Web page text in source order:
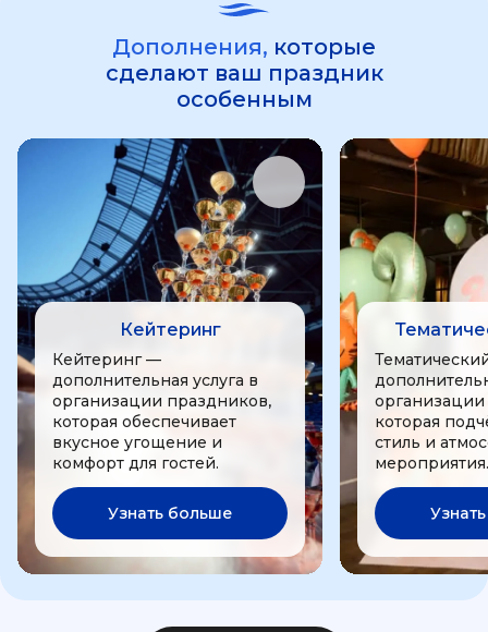
Дополнения, которые
сделают ваш праздник
особенным
Кейтеринг
Кейтеринг —
дополнительная услуга в
организации праздников,
которая обеспечивает
вкусное угощение и
комфорт для гостей.
Узнать больше
которая
стиль и
мероприятия.